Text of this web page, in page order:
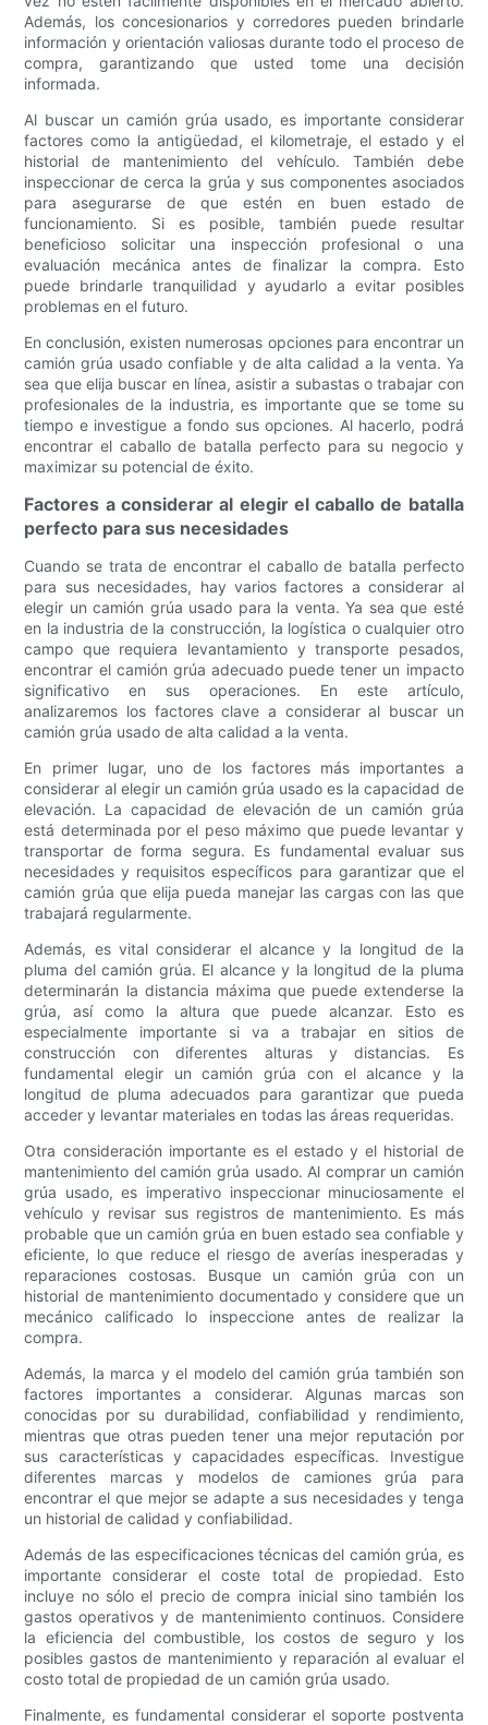
Además, los concesionarios y corredores pueden brindarle
información y orientación valiosas durante todo el proceso de
compra, garantizando que usted tome una decisión
informada.
Al buscar un camión grúa usado, es importante considerar
factores como la antigüedad, el kilometraje, el estado y el
historial de mantenimiento del vehículo. También debe
inspeccionar de cerca la grúa y sus componentes asociados
para asegurarse de que estén en buen estado de
funcionamiento. Si es posible, también puede resultar
beneficioso solicitar una inspección profesional o una
evaluación mecánica antes de finalizar la compra. Esto
puede brindarle tranquilidad y ayudarlo a evitar posibles
problemas en el futuro.
En conclusión, existen numerosas opciones para encontrar un
camión grúa usado confiable y de alta calidad a la venta. Ya
sea que elija buscar en línea, asistir a subastas o trabajar con
profesionales de la industria, es importante que se tome su
tiempo e investigue a fondo sus opciones. Al hacerlo, podrá
encontrar el caballo de batalla perfecto para su negocio y
maximizar su potencial de éxito.
Factores a considerar al elegir el caballo de batalla
perfecto para sus necesidades
Cuando se trata de encontrar el caballo de batalla perfecto
para sus necesidades, hay varios factores a considerar al
elegir un camión grúa usado para la venta. Ya sea que esté
en la industria de la construcción, la logística o cualquier otro
campo que requiera levantamiento y transporte pesados,
encontrar el camión grúa adecuado puede tener un impacto
significativo en sus operaciones. En este artículo,
analizaremos los factores clave a considerar al buscar un
camión grúa usado de alta calidad a la venta.
En primer lugar, uno de los factores más importantes a
considerar al elegir un camión grúa usado es la capacidad de
elevación. La capacidad de elevación de un camión grúa
está determinada por el peso máximo que puede levantar y
transportar de forma segura. Es fundamental evaluar sus
necesidades y requisitos específicos para garantizar que el
camión grúa que elija pueda manejar las cargas con las que
trabajará regularmente.
Además, es vital considerar el alcance y la longitud de la
pluma del camión grúa. El alcance y la longitud de la pluma
determinarán la distancia máxima que puede extenderse la
grúa, así como la altura que puede alcanzar. Esto es
especialmente importante si va a trabajar en sitios de
construcción con diferentes alturas y distancias. Es
fundamental elegir un camión grúa con el alcance y la
longitud de pluma adecuados para garantizar que pueda
acceder y levantar materiales en todas las áreas requeridas.
Otra consideración importante es el estado y el historial de
mantenimiento del camión grúa usado. Al comprar un camión
grúa usado, es imperativo inspeccionar minuciosamente el
vehículo y revisar sus registros de mantenimiento. Es más
probable que un camión grúa en buen estado sea confiable y
eficiente, lo que reduce el riesgo de averías inesperadas y
reparaciones costosas. Busque un camión grúa con un
historial de mantenimiento documentado y considere que un
mecánico calificado lo inspeccione antes de realizar la
compra.
Además, la marca y el modelo del camión grúa también son
factores importantes a considerar. Algunas marcas son
conocidas por su durabilidad, confiabilidad y rendimiento,
mientras que otras pueden tener una mejor reputación por
sus características y capacidades específicas. Investigue
diferentes marcas y modelos de camiones grúa para
encontrar el que mejor se adapte a sus necesidades y tenga
un historial de calidad y confiabilidad.
Además de las especificaciones técnicas del camión grúa, es
importante considerar el coste total de propiedad. Esto
incluye no sólo el precio de compra inicial sino también los
gastos operativos y de mantenimiento continuos. Considere
la eficiencia del combustible, los costos de seguro y los
posibles gastos de mantenimiento y reparación al evaluar el
costo total de propiedad de un camión grúa usado.
Finalmente, es fundamental considerar el soporte postventa